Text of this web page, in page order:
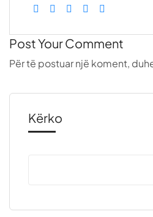
Post Your Comment
Për të postuar një koment,
Kërko